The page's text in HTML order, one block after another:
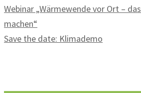
Webinar „Wärmewende vor Ort –
machen“
Save the date: Klimademo